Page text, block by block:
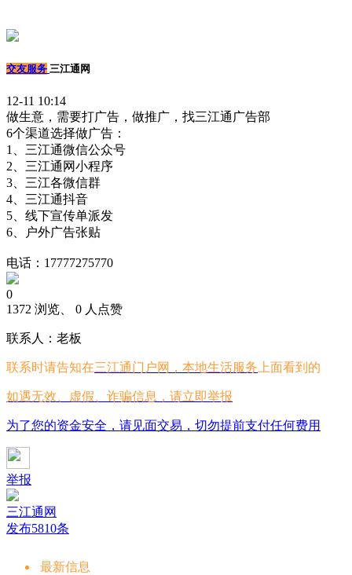
交友服务 三江通网
12-11 10:14
做生意，需要打广告，做推广，找三江通广告部
6个渠道选择做广告：
1、三江通微信公众号
2、三江通网小程序
3、三江各微信群
4、三江通抖音
5、线下宣传单派发
6、户外广告张贴
电话：17777275770
0
1372 浏览、 0 人点赞
联系人：老板
联系时请告知在三江通门户网，本地生活服务 上面看到的
如遇无效、虚假、诈骗信息，请立即举报
为了您的资金安全，请见面交易，切勿提前支付任何费用
举报
三江通网
发布5810条
最新信息